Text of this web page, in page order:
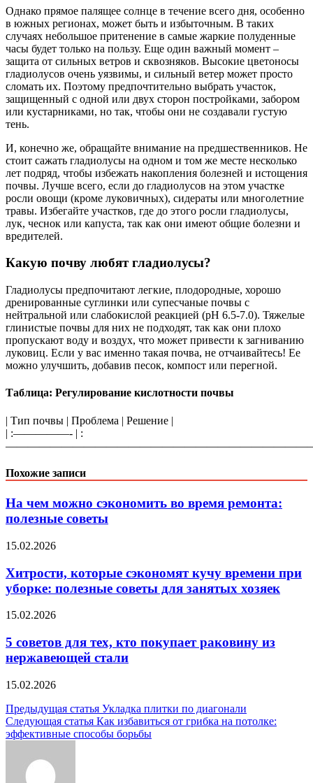
Однако прямое палящее солнце в течение всего дня, особенно
в южных регионах, может быть и избыточным. В таких
случаях небольшое притенение в самые жаркие полуденные
часы будет только на пользу. Еще один важный момент –
защита от сильных ветров и сквозняков. Высокие цветоносы
гладиолусов очень уязвимы, и сильный ветер может просто
сломать их. Поэтому предпочтительно выбрать участок,
защищенный с одной или двух сторон постройками, забором
или кустарниками, но так, чтобы они не создавали густую
тень.
И, конечно же, обращайте внимание на предшественников. Не
стоит сажать гладиолусы на одном и том же месте несколько
лет подряд, чтобы избежать накопления болезней и истощения
почвы. Лучше всего, если до гладиолусов на этом участке
росли овощи (кроме луковичных), сидераты или многолетние
травы. Избегайте участков, где до этого росли гладиолусы,
лук, чеснок или капуста, так как они имеют общие болезни и
вредителей.
Какую почву любят гладиолусы?
Гладиолусы предпочитают легкие, плодородные, хорошо
дренированные суглинки или супесчаные почвы с
нейтральной или слабокислой реакцией (pH 6.5-7.0). Тяжелые
глинистые почвы для них не подходят, так как они плохо
пропускают воду и воздух, что может привести к загниванию
луковиц. Если у вас именно такая почва, не отчаивайтесь! Ее
можно улучшить, добавив песок, компост или перегной.
Таблица: Регулирование кислотности почвы
| Тип почвы | Проблема | Решение |
| :—————- | :
Похожие записи
На чем можно сэкономить во время ремонта:
полезные советы
15.02.2026
Хитрости, которые сэкономят кучу времени при
уборке: полезные советы для занятых хозяек
15.02.2026
5 советов для тех, кто покупает раковину из
нержавеющей стали
15.02.2026
Навигация
по
Предыдущая статья Укладка плитки по диагонали
Следующая статья Как избавиться от грибка на потолке:
эффективные способы борьбы